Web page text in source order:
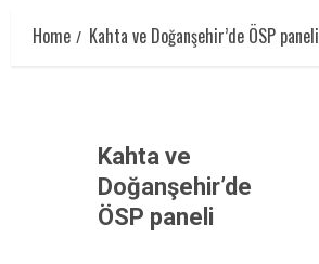
Home
Kahta ve Doğanşehir’de ÖSP paneli
Kahta ve
Doğanşehir’de
ÖSP paneli